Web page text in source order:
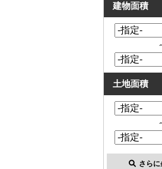
建物面積
土地面積
さら